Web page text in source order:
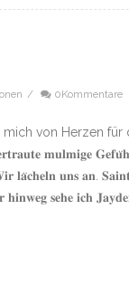
/ 0Kommentare
von Herzen für
𝐦𝐮𝐥𝐦𝐢𝐠𝐞
𝐥𝐚̈𝐜𝐡𝐞𝐥𝐧 𝐮𝐧𝐬 𝐚𝐧.
𝐡𝐢𝐧𝐰𝐞𝐠 𝐬𝐞𝐡𝐞 𝐢𝐜𝐡